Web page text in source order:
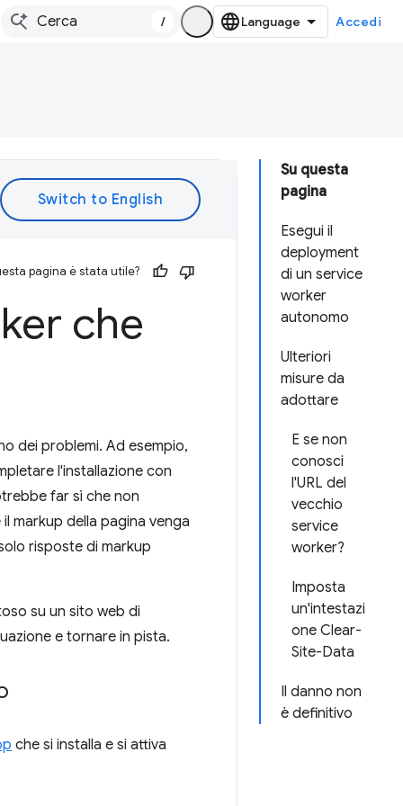
/ Accedi
Su questa
pagina
Esegui il
deployment
di un service
worker
autonomo
Ulteriori
misure da
adottare
E se non
conosci
l'URL del
vecchio
service
worker?
Imposta
un'intestazi
one Clear-
Site-Data
Il danno non
è definitivo
pagina è stata utile?
che
dei problemi. Ad esempio,
l'installazione con
far sì che non
markup della pagina venga
risposte di markup
su un sito web di
e tornare in pista.
che si installa e si attiva